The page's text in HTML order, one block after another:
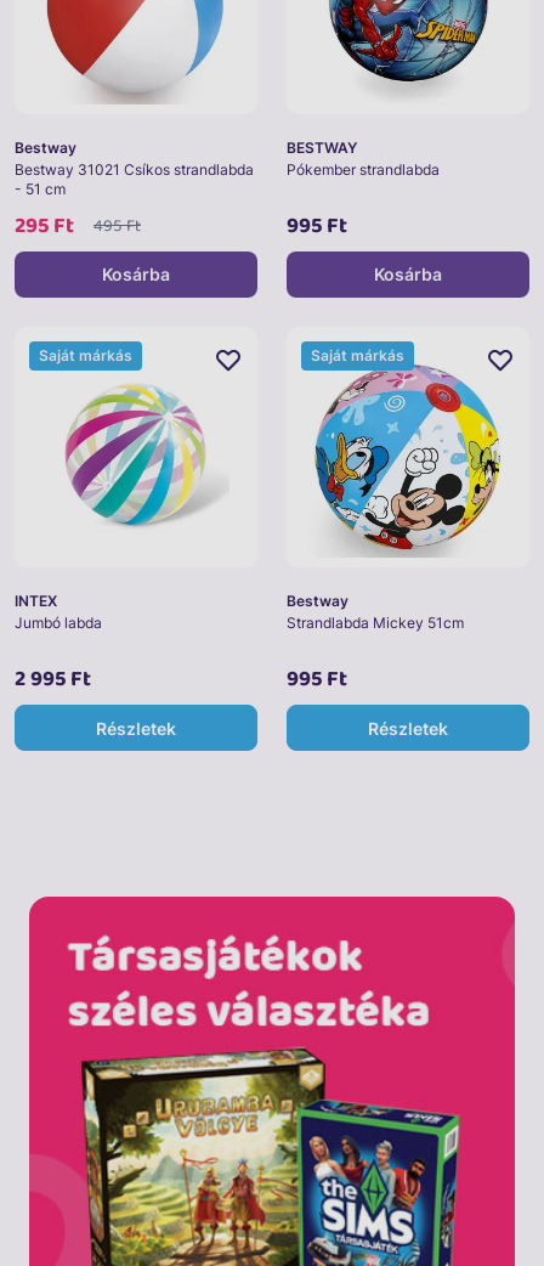
Bestway
Bestway 31021 Csíkos strandlabda
- 51 cm
295 Ft 495 Ft
Kosárba
BESTWAY
Pókember strandlabda
995 Ft
Kosárba
INTEX
Jumbó labda
2 995 Ft
Saját márkás
Részletek
Bestway
Strandlabda Mickey 51cm
995 Ft
Saját márkás
Részletek